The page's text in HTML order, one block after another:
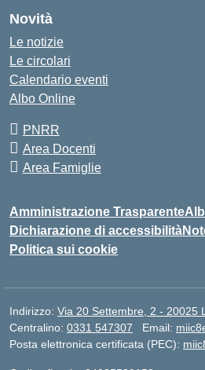
Novità
Le notizie
Le circolari
Calendario eventi
Albo Online
PNRR
Area Docenti
Area Famiglie
Amministrazione Trasparente
Dichiarazione di accessibilità
Politica sui cookie
Indirizzo: Via 20 Settembre, 2 - 20025
Centralino: 0331 547307 Email:
Posta elettronica certificata (PEC):